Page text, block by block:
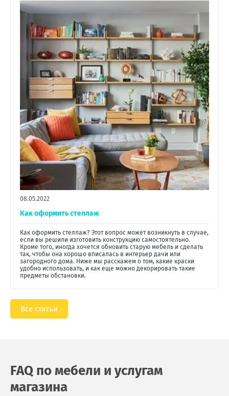
08.05.2022
Как оформить стеллаж
Как оформить стеллаж? Этот вопрос может возникнуть в случае,
если вы решили изготовить конструкцию самостоятельно.
Кроме того, иногда хочется обновить старую мебель и сделать
так, чтобы она хорошо вписалась в интерьер дачи или
загородного дома. Ниже мы расскажем о том, какие краски
удобно использовать, и как еще можно декорировать такие
предметы обстановки.
Все статьи
FAQ по мебели и услугам
магазина